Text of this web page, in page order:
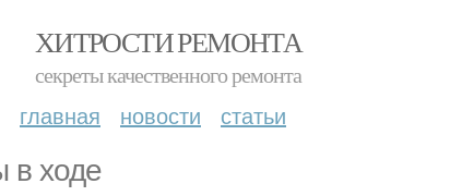
ХИТРОСТИ РЕМОНТА
секреты качественного ремонта
главная новости статьи
в ходе